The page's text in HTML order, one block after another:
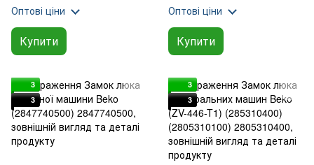
Оптові ціни
Купити
Оптові ціни
Купити
3
3
3
3